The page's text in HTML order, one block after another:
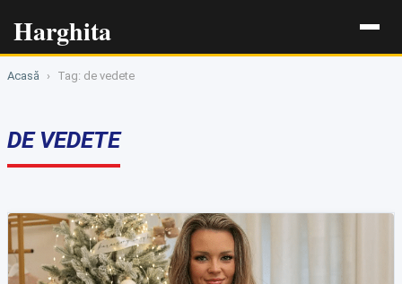
Harghita
Acasă › Tag: de vedete
DE VEDETE